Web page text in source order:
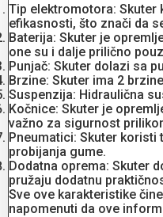
Tip elektromotora: Skuter
efikasnosti, što znači da
Baterija: Skuter je
one su i dalje prilično
Punjač: Skuter dolazi sa
Brzine: Skuter ima 2
Suspenzija: Hidraulična
Kočnice: Skuter je
važno za sigurnost
Pneumatici: Skuter koristi
probijanja gume.
Dodatna oprema: Skuter
pružaju dodatnu
Sve ove karakteristike
napomenuti da ove